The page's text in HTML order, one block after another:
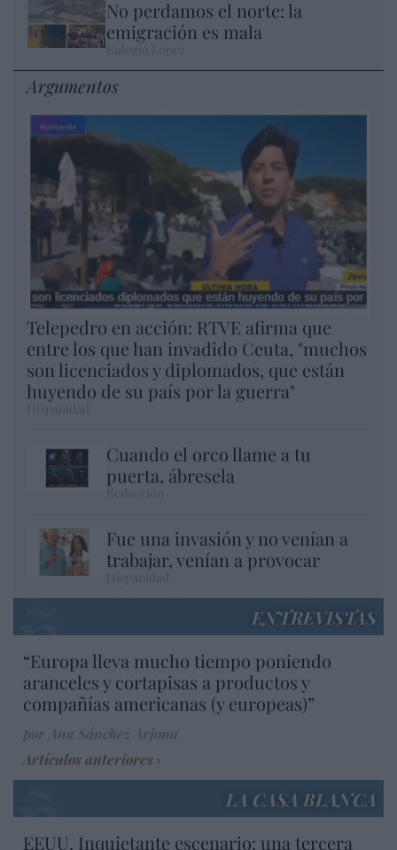
No perdamos el norte: la
emigración es mala
Argumentos
Telepedro en acción: RTVE afirma que
entre los que han invadido Ceuta, "muchos
son licenciados y diplomados, que están
huyendo de su país por la guerra"
Cuando el orco llame a tu
puerta, ábresela
Fue una invasión y no venían a
trabajar, venían a provocar
ENTREVISTAS
“Europa lleva mucho tiempo poniendo
aranceles y cortapisas a productos y
compañías americanas (y europeas)”
Artículos anteriores
LA CASA BLANCA
EEUU. Inquietante escenario: una tercera